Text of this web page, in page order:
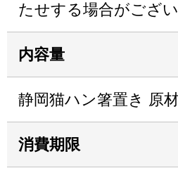
たせする場合がござい
内容量
静岡猫ハン箸置き 原
消費期限